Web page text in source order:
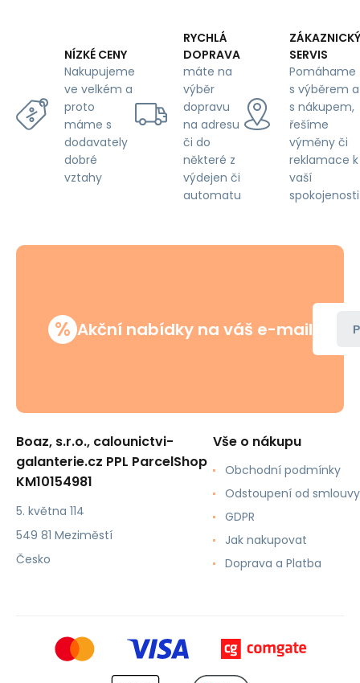
gr,
tloušťka
6
mm
NÍZKÉ CENY
Nakupujeme
ve velkém a
proto
máme s
dodavately
dobré
vztahy
RYCHLÁ
DOPRAVA
máte na
výběr
dopravu
na adresu
či do
některé z
výdejen či
automatu
ZÁKAZNICKÝ
SERVIS
Pomáhame
s výběrem a
s nákupem,
řešíme
výměny či
reklamace k
vaší
spokojenosti
% Akční nabídky na váš e-mail
Boaz, s.r.o., calounictvi-
galanterie.cz PPL ParcelShop
KM10154981
5. května 114
549 81 Meziměstí
Česko
Vše o nákupu
Obchodní podmínky
Odstoupení od smlouvy
GDPR
Jak nakupovat
Doprava a Platba